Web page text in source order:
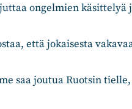
ongelmien käsittelyä
että jokaisesta
saa joutua Ruotsin